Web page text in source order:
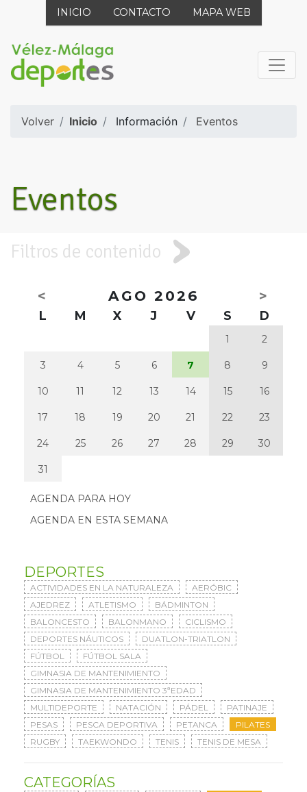
INICIO CONTACTO MAPA WEB
Volver Inicio Información Eventos
Eventos
Filtros de contenido
< AGO 2026 >
L M X J V S D
1 2
3 4 5 6 7 8 9
10 11 12 13 14 15 16
17 18 19 20 21 22 23
24 25 26 27 28 29 30
31
AGENDA PARA HOY
AGENDA EN ESTA SEMANA
DEPORTES
ACTIVIDADES EN LA NATURALEZA
AERÓBIC
AJEDREZ
ATLETISMO
BÁDMINTON
BALONCESTO
BALONMANO
CICLISMO
DEPORTES NÁUTICOS
DUATLON-TRIATLON
FÚTBOL
FÚTBOL SALA
GIMNASIA DE MANTENIMIENTO
GIMNASIA DE MANTENIMIENTO 3ªEDAD
MULTIDEPORTE
NATACIÓN PÁDEL
PATINAJE
PESAS
PESCA DEPORTIVA PETANCA
PILATES
RUGBY
TAEKWONDO TENIS TENIS DE MESA
CATEGORÍAS